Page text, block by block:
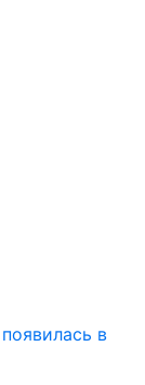
появилась в